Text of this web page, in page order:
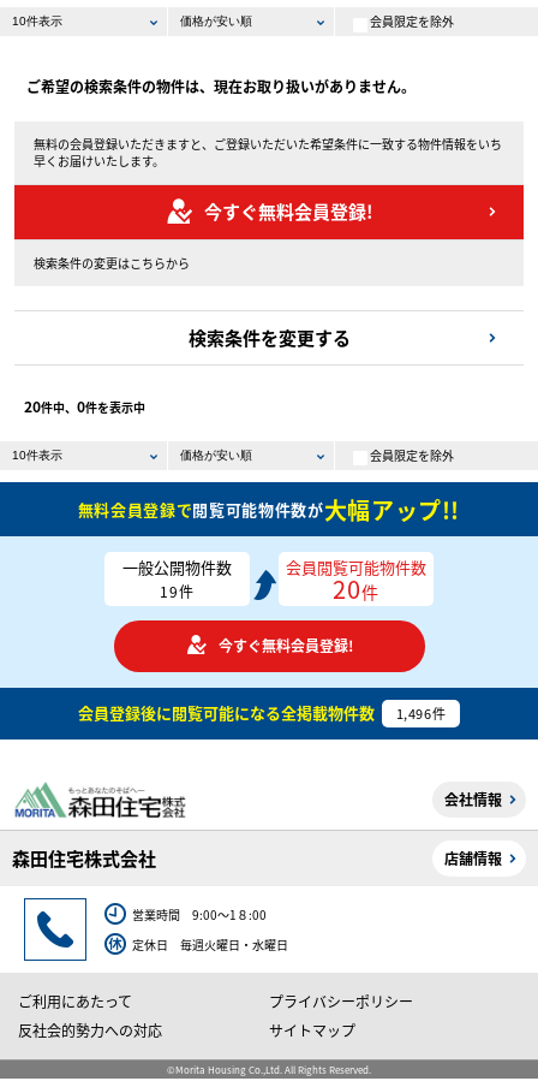
会員限定を除外
ご希望の検索条件の物件は、現在お取り扱いがありません。
無料の会員登録いただきますと、ご登録いただいた希望条件に一致する物件情報をいち
早くお届けいたします。
今すぐ無料会員登録!
検索条件の変更はこちらから
検索条件を変更する
20件中、 0件を表示中
会員限定を除外
無料会員登録で閲覧可能物件数が大幅アップ!!
一般公開物件数
19件
会員閲覧可能物件数
20件
今すぐ無料会員登録!
会員登録後に閲覧可能になる全掲載物件数 1,496件
会社情報
森田住宅株式会社 店舗情報
営業時間 9:00～1８:00
定休日 毎週火曜日・水曜日
ご利用にあたって
プライバシーポリシー
反社会的勢力への対応
サイトマップ
©Morita Housing Co.,Ltd. All Rights Reserved.